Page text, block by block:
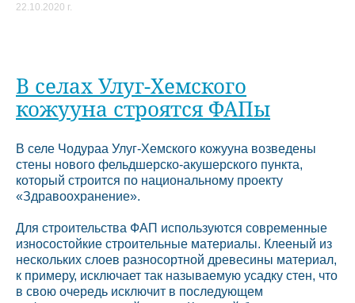
22.10.2020 г.
В селах Улуг-Хемского
кожууна строятся ФАПы
В селе Чодураа Улуг-Хемского кожууна возведены
стены нового фельдшерско-акушерского пункта,
который строится по национальному проекту
«Здравоохранение».
Для строительства ФАП используются современные
износостойкие строительные материалы. Клееный из
нескольких слоев разносортной древесины материал,
к примеру, исключает так называемую усадку стен, что
в свою очередь исключит в последующем